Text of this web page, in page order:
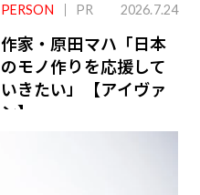
PERSON PR 2026.7.24
作家・原田マハ「日本
のモノ作りを応援して
いきたい」【アイヴァ
ン】